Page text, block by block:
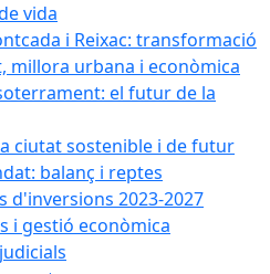
vida
i Reixac: transformació
millora urbana i econòmica
el futur de la
ciutat sostenible i de futur
balanç i reptes
d'inversions 2023-2027
i gestió econòmica